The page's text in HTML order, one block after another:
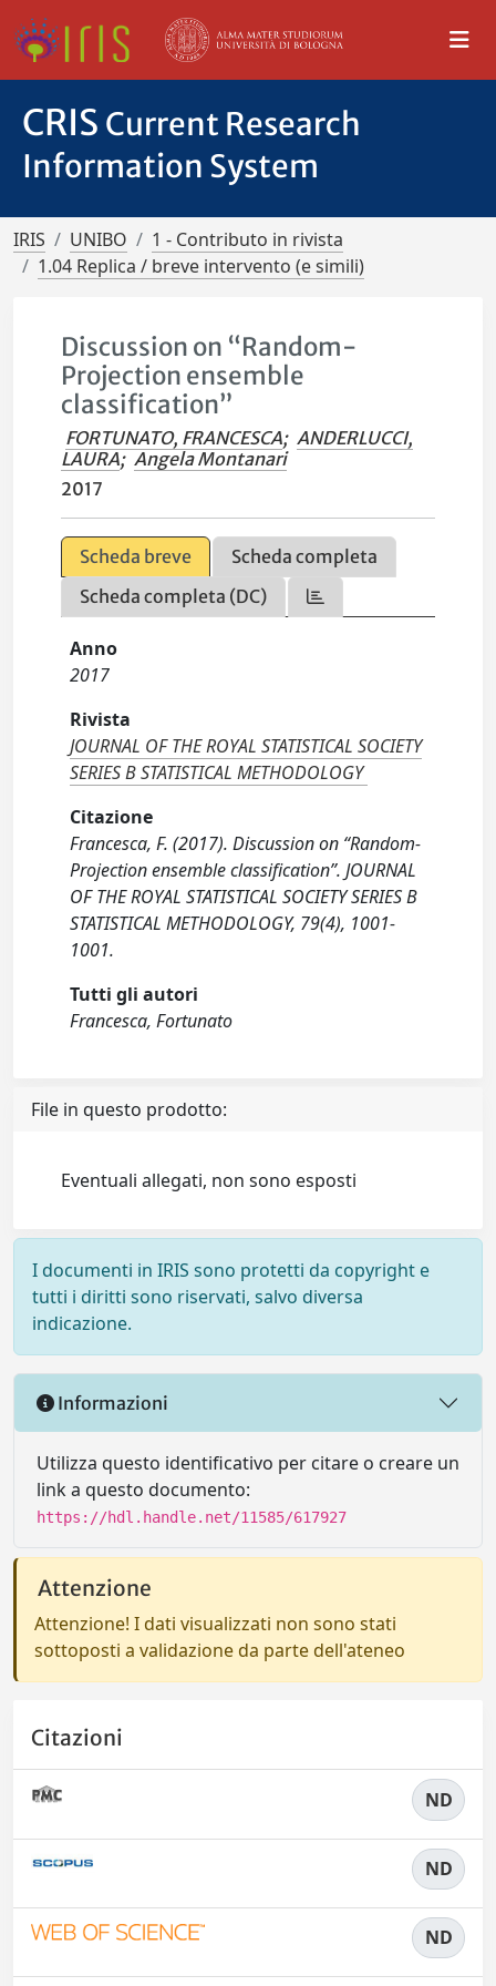
CRIS Current Research
Information System
IRIS UNIBO
1 - Contributo in rivista
1.04 Replica / breve intervento (e simili)
Discussion on “Random-
Projection ensemble
classification”
FORTUNATO, FRANCESCA; ANDERLUCCI,
LAURA; Angela Montanari
2017
Scheda breve
Scheda completa
Scheda completa (DC)
Anno
2017
Rivista
JOURNAL OF THE ROYAL STATISTICAL SOCIETY
SERIES B STATISTICAL METHODOLOGY
Citazione
Francesca, F. (2017). Discussion on “Random-
Projection ensemble classification”. JOURNAL
OF THE ROYAL STATISTICAL SOCIETY SERIES B
STATISTICAL METHODOLOGY, 79(4), 1001-
1001.
Tutti gli autori
Francesca, Fortunato
File in questo prodotto:
Eventuali allegati, non sono esposti
I documenti in IRIS sono protetti da copyright e
tutti i diritti sono riservati, salvo diversa
indicazione.
Informazioni
Utilizza questo identificativo per citare o creare un
link a questo documento:
https://hdl.handle.net/11585/617927
Attenzione
Attenzione! I dati visualizzati non sono stati
sottoposti a validazione da parte dell'ateneo
Citazioni
ND
ND
ND